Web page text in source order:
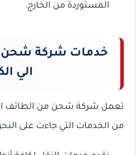
المستوردة من الخارج.
خدمات شركة
الي
تعمل شركة شحن من الطائف
من الخدمات التي جاءت على النحو